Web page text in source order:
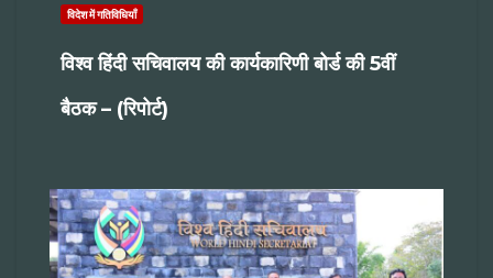
विदेश में गतिविधियाँ
विश्व हिंदी सचिवालय की कार्यकारिणी बोर्ड की 5वीं
बैठक – (रिपोर्ट)